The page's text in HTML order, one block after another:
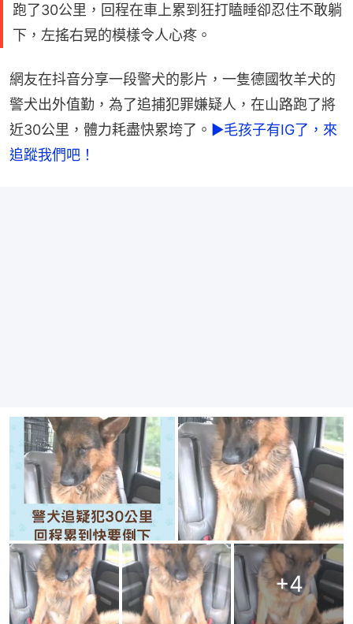
跑了30公里，回程在車上累到狂打瞌睡卻忍住不敢躺
下，左搖右晃的模樣令人心疼。
網友在抖音分享一段警犬的影片，一隻德國牧羊犬的
警犬出外值勤，為了追捕犯罪嫌疑人，在山路跑了將
近30公里，體力耗盡快累垮了。 ►毛孩子有IG了，來
追蹤我們吧！
+4